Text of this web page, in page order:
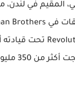
المقيم في لندن،
350 مليون معاملة.